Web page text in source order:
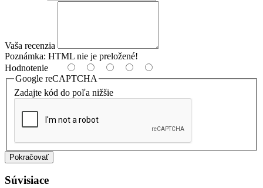
Vaša recenzia
Poznámka: HTML nie je preložené!
Hodnotenie
Google reCAPTCHA
Zadajte kód do poľa nižšie
Pokračovať
Súvisiace